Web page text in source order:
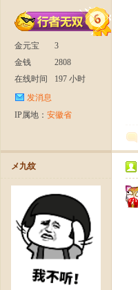
爆
金元宝
3
金钱
2808
在线时间
197 小时
发消息
IP属地： 安徽省
メ九纹